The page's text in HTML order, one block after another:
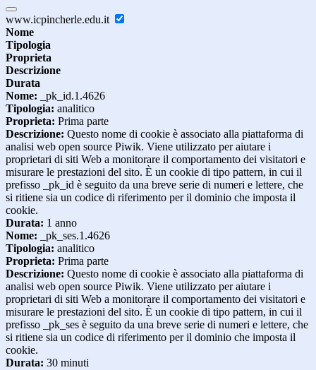
www.icpincherle.edu.it
Nome
Tipologia
Proprieta
Descrizione
Durata
Nome: _pk_id.1.4626
Tipologia: analitico
Proprieta: Prima parte
Descrizione: Questo nome di cookie è associato alla piattaforma di
analisi web open source Piwik. Viene utilizzato per aiutare i
proprietari di siti Web a monitorare il comportamento dei visitatori e
misurare le prestazioni del sito. È un cookie di tipo pattern, in cui il
prefisso _pk_id è seguito da una breve serie di numeri e lettere, che
si ritiene sia un codice di riferimento per il dominio che imposta il
cookie.
Durata: 1 anno
Nome: _pk_ses.1.4626
Tipologia: analitico
Proprieta: Prima parte
Descrizione: Questo nome di cookie è associato alla piattaforma di
analisi web open source Piwik. Viene utilizzato per aiutare i
proprietari di siti Web a monitorare il comportamento dei visitatori e
misurare le prestazioni del sito. È un cookie di tipo pattern, in cui il
prefisso _pk_ses è seguito da una breve serie di numeri e lettere, che
si ritiene sia un codice di riferimento per il dominio che imposta il
cookie.
Durata: 30 minuti